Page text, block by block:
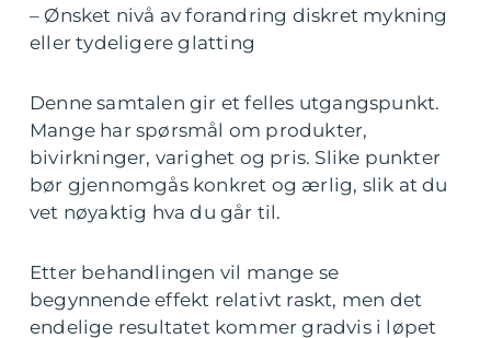
– Ønsket nivå av forandring diskret mykning
eller tydeligere glatting
Denne samtalen gir et felles utgangspunkt.
Mange har spørsmål om produkter,
bivirkninger, varighet og pris. Slike punkter
bør gjennomgås konkret og ærlig, slik at du
vet nøyaktig hva du går til.
Etter behandlingen vil mange se
begynnende effekt relativt raskt, men det
endelige resultatet kommer gradvis i løpet